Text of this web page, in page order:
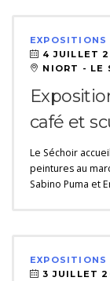
EXPOSITIONS
4 JUILLET
NIORT - LE
café et
Le Séchoir
peintures au
Sabino Puma et
EXPOSITIONS
3 JUILLET